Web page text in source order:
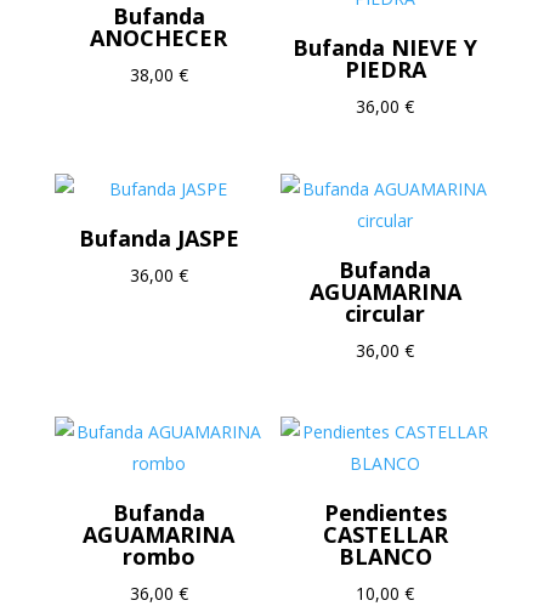
Bufanda
ANOCHECER
38,00 €
Bufanda NIEVE Y
PIEDRA
36,00€
Bufanda JASPE
36,00 € Bufanda
AGUAMARINA
circular
36,00€
Bufanda
AGUAMARINA
rombo
36,00 €
Pendientes
CASTELLAR
BLANCO
10,00€